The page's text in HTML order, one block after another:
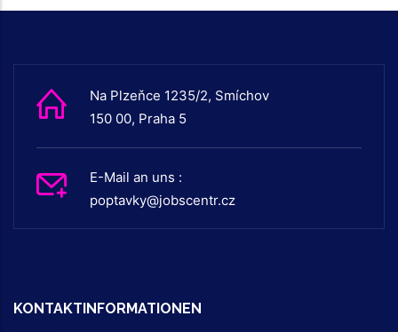
Na Plzeňce 1235/2, Smíchov
150 00, Praha 5
E-Mail an uns :
poptavky@jobscentr.cz
KONTAKTINFORMATIONEN